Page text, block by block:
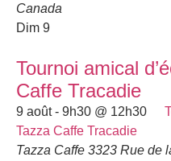
Canada
Dim 9
Tournoi amical
Caffe Tracadie
9 août - 9h30@ 12h30
Tazza Caffe Tracadie
Tazza Caffe 3323 Rue de